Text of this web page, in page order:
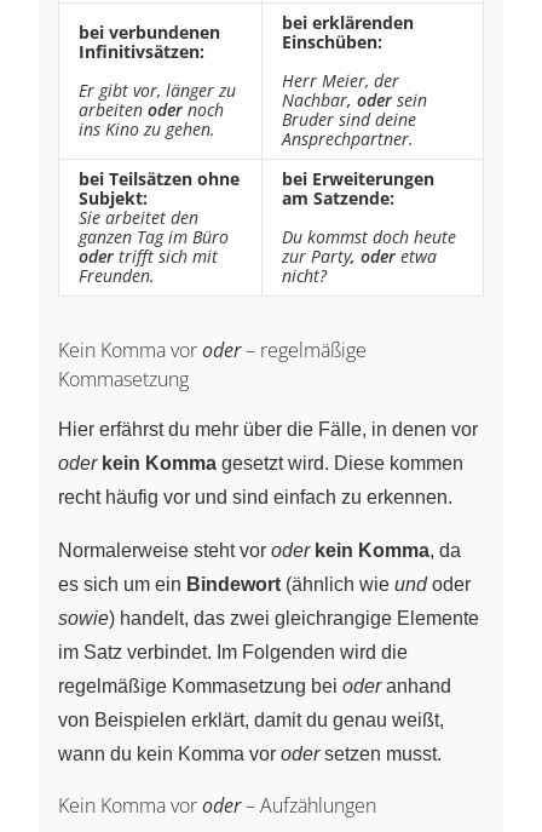
bei verbundenen
Infinitivsätzen:
Er gibt vor, länger zu
arbeiten oder noch
ins Kino zu gehen.
bei erklärenden
Einschüben:
Herr Meier, der
Nachbar, oder sein
Bruder sind deine
Ansprechpartner.
bei Teilsätzen ohne
Subjekt:
Sie arbeitet den
ganzen Tag im Büro
oder trifft sich mit
Freunden.
bei Erweiterungen
am Satzende:
Du kommst doch heute
zur Party, oder etwa
nicht?
Kein Komma voroder– regelmäßige
Kommasetzung
Hier erfährst du mehr über die Fälle, in denen vor
oder kein Komma gesetzt wird. Diese kommen
recht häufig vor und sind einfach zu erkennen.
Normalerweise steht vor oder kein Komma, da
es sich um ein Bindewort (ähnlich wie undoder
sowie) handelt, das zwei gleichrangige Elemente
im Satz verbindet. Im Folgenden wird die
regelmäßige Kommasetzung bei oderanhand
von Beispielen erklärt, damit du genau weißt,
wann du kein Komma vor odersetzen musst.
Kein Komma voroder– Aufzählungen